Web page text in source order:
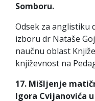
Somboru.
Odsek za anglistiku
izboru dr Nataše
naučnu oblast
književnost na
17. Mišljenje
Igora Cvijanovića